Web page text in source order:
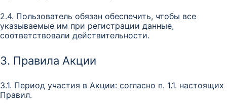
2.4. Пользователь обязан обеспечить, чтобы все
указываемые им при регистрации данные,
соответствовали действительности.
3. Правила Акции
3.1. Период участия в Акции: согласно п. 1.1. настоящих
Правил.